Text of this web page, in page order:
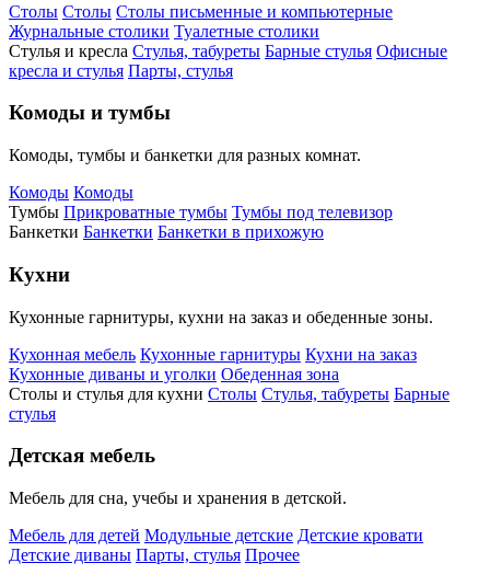
Столы Столы Столы письменные и компьютерные
Журнальные столики Туалетные столики
Стулья и кресла Стулья, табуреты Барные стулья Офисные
кресла и стулья Парты, стулья
Комоды и тумбы
Комоды, тумбы и банкетки для разных комнат.
Комоды Комоды
Тумбы Прикроватные тумбы Тумбы под телевизор
Банкетки Банкетки Банкетки в прихожую
Кухни
Кухонные гарнитуры, кухни на заказ и обеденные зоны.
Кухонная мебель Кухонные гарнитуры Кухни на заказ
Кухонные диваны и уголки Обеденная зона
Столы и стулья для кухни Столы Стулья, табуреты Барные
стулья
Детская мебель
Мебель для сна, учебы и хранения в детской.
Мебель для детей Модульные детские Детские кровати
Детские диваны Парты, стулья Прочее